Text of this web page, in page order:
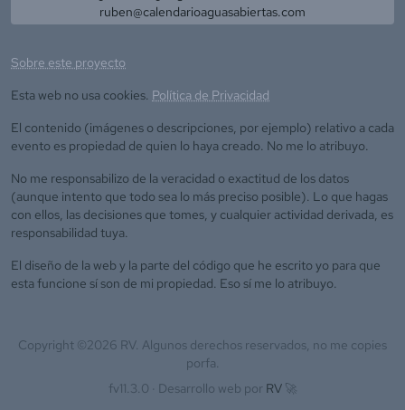
ruben@calendarioaguasabiertas.com
Sobre este proyecto
Esta web no usa cookies. Política de Privacidad
El contenido (imágenes o descripciones, por ejemplo) relativo a cada
evento es propiedad de quien lo haya creado. No me lo atribuyo.
No me responsabilizo de la veracidad o exactitud de los datos
(aunque intento que todo sea lo más preciso posible). Lo que hagas
con ellos, las decisiones que tomes, y cualquier actividad derivada, es
responsabilidad tuya.
El diseño de la web y la parte del código que he escrito yo para que
esta funcione sí son de mi propiedad. Eso sí me lo atribuyo.
Copyright ©2026 RV. Algunos derechos reservados, no me copies
porfa.
fv11.3.0 · Desarrollo web por RV 🚀